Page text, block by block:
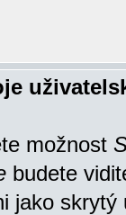
možnost
budete
jako skrytý